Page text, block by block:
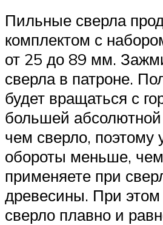
Пильные сверла
комплектом с
от 25 до 89 мм.
сверла в патроне.
будет вращаться с
большей абсолютной
чем сверло, поэтому
обороты меньше,
применяете при
древесины. При этом
сверло плавно и